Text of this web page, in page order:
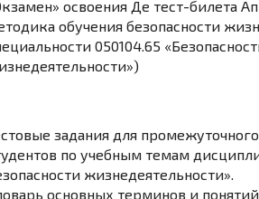
освоения Де тест-билета
обучения безопасности
050104.65
задания для
по учебным темам
жизнедеятельности».
основных терминов и понятий